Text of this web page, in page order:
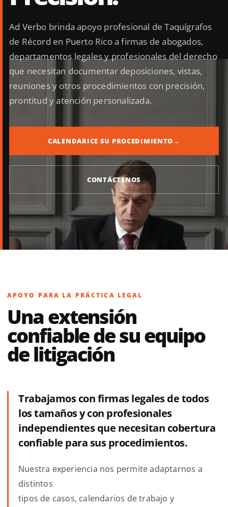
Ad Verbo brinda apoyo profesional de Taquígrafos
de Récord en Puerto Rico a firmas de abogados,
departamentos legales y profesionales del derecho
que necesitan documentar deposiciones, vistas,
reuniones y otros procedimientos con precisión,
prontitud y atención personalizada.
CALENDARICE SU PROCEDIMIENTO→
CONTÁCTENOS
APOYO PARA LA PRÁCTICA LEGAL
Una extensión
confiable de su equipo
de litigación
Trabajamos con firmas legales de todos
los tamaños y con profesionales
independientes que necesitan cobertura
confiable para sus procedimientos.
Nuestra experiencia nos permite adaptarnos a
distintos
tipos de casos, calendarios de trabajo y